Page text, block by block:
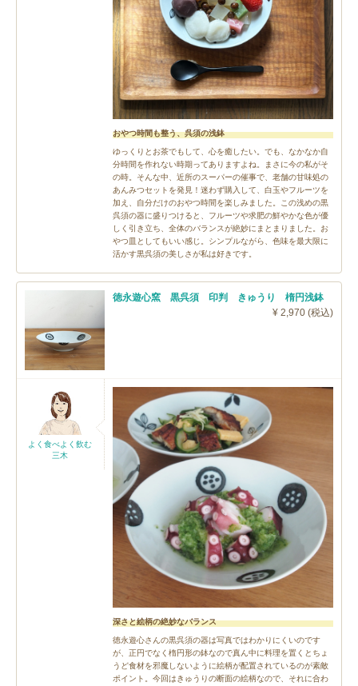
おやつ時間も整う、呉須の浅鉢
ゆっくりとお茶でもして、心を癒したい。でも、なかなか自
分時間を作れない時期ってありますよね。まさに今の私がそ
の時。そんな中、近所のスーパーの催事で、老舗の甘味処の
あんみつセットを発見！迷わず購入して、白玉やフルーツを
加え、自分だけのおやつ時間を楽しみました。この浅めの黒
呉須の器に盛りつけると、フルーツや求肥の鮮やかな色が優
しく引き立ち、全体のバランスが絶妙にまとまりました。お
やつ皿としてもいい感じ。シンプルながら、色味を最大限に
活かす黒呉須の美しさが私は好きです。
徳永遊心窯 黒呉須 印判 きゅうり 楕円浅鉢
¥ 2,970 (税込)
よく食べよく飲む
三木
深さと絵柄の絶妙なバランス
徳永遊心さんの黒呉須の器は写真ではわかりにくいのです
が、正円でなく楕円形の鉢なので真ん中に料理を置くとちょ
うど食材を邪魔しないように絵柄が配置されているのが素敵
ポイント。今回はきゅうりの断面の絵柄なので、それに合わ